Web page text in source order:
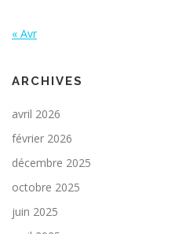
« Avr
ARCHIVES
avril 2026
février 2026
décembre 2025
octobre 2025
juin 2025